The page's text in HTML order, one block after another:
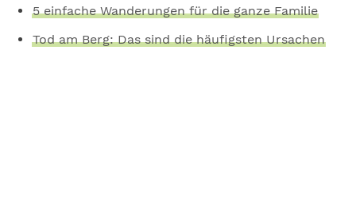
5 einfache Wanderungen für die ganze Familie
Tod am Berg: Das sind die häufigsten Ursachen